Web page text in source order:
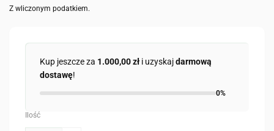
regularna
Z wliczonym podatkiem.
Kup jeszcze za 1.000,00 zł i uzyskajdarmową
dostawę!
0%
Ilość